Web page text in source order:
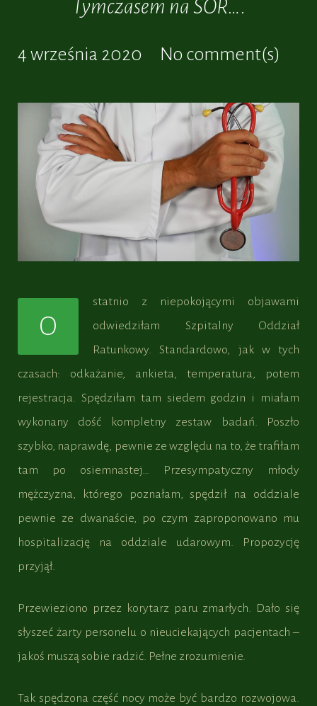
Tymczasem na SOR….
4 września 2020 No comment(s)
O
statnio z niepokojącymi objawami
odwiedziłam Szpitalny Oddział
Ratunkowy. Standardowo, jak w tych
czasach: odkażanie, ankieta, temperatura, potem
rejestracja. Spędziłam tam siedem godzin i miałam
wykonany dość kompletny zestaw badań. Poszło
szybko, naprawdę, pewnie ze względu na to, że trafiłam
tam po osiemnastej… Przesympatyczny młody
mężczyzna, którego poznałam, spędził na oddziale
pewnie ze dwanaście, po czym zaproponowano mu
hospitalizację na oddziale udarowym. Propozycję
przyjął.
Przewieziono przez korytarz paru zmarłych. Dało się
słyszeć żarty personelu o nieuciekających pacjentach –
jakoś muszą sobie radzić. Pełne zrozumienie.
Tak spędzona część nocy może być bardzo rozwojowa.